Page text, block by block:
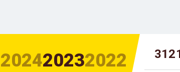
202420232022